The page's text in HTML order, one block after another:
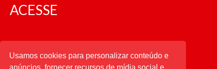
ACESSE
CATEGORIAS
Usamos cookies para personalizar conteúdo e
anúncios, fornecer recursos de mídia social e